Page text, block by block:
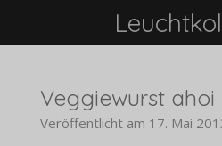
Veggiewurst ahoi
Veröffentlicht am 17. Mai